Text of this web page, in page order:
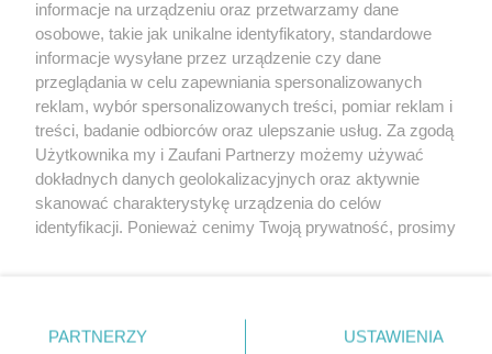
Zapamiętać?
Zaloguj
Zapomniałem hasła
Copyright © 2022 Kurier Szczeciński sp. z o.o.
informacje na urządzeniu oraz przetwarzamy dane
osobowe, takie jak unikalne identyfikatory, standardowe
informacje wysyłane przez urządzenie czy dane
przeglądania w celu zapewniania spersonalizowanych
reklam, wybór spersonalizowanych treści, pomiar reklam i
treści, badanie odbiorców oraz ulepszanie usług. Za zgodą
Użytkownika my i Zaufani Partnerzy możemy używać
dokładnych danych geolokalizacyjnych oraz aktywnie
skanować charakterystykę urządzenia do celów
identyfikacji. Ponieważ cenimy Twoją prywatność, prosimy
prywatności znajdujący się w lewym dolnym rogu strony
. Niektóre rodzaje przetwarzania danych nie wymagają
PARTNERZY USTAWIENIA